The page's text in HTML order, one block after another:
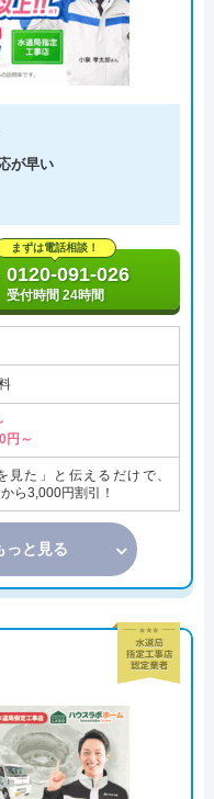
が早い
まずは電話相談！
0120-091-026
受付時間 24時間
円～
見た」と伝えるだけで、
ら3,000円割引！
っと見る